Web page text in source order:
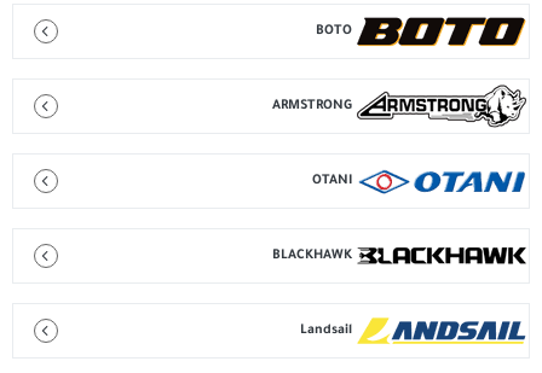
BOTO
ARMSTRONG
OTANI
BLACKHAWK
Landsail